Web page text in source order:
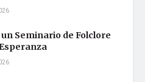
Seminario de Folclore